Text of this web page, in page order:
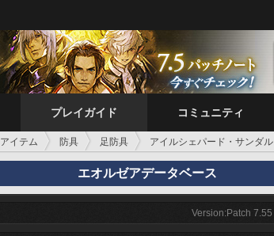
プレイガイド コミュニティ
アイテム 防具 足防具 アイルシェパード・サンダル
エオルゼアデータベース
Version:Patch 7.55